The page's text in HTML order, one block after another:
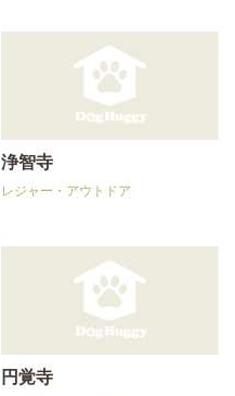
浄智寺
レジャー・アウトドア
円覚寺